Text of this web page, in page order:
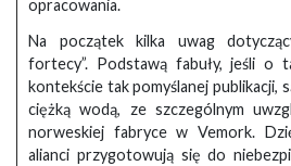
opracowania.
Na początek kilka uwag
fortecy”. Podstawą fabuły, jeśli o
kontekście tak pomyślanej publikacji,
ciężką wodą, ze szczególnym
norweskiej fabryce w Vemork.
alianci przygotowują się do